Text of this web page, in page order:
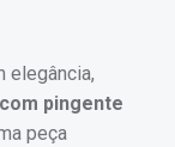
elegância,
pingente
peça